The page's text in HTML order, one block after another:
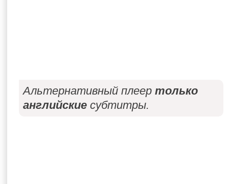
Альтернативный плеер только
английскиесубтитры.